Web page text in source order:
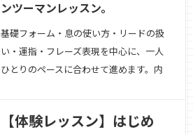
ンツーマンレッスン。
基礎フォーム・息の使い方・リードの扱
い・運指・フレーズ表現を中心に、一人
ひとりのペースに合わせて進めます。内
ンギング・ロングトーン・表現・曲練
【体験レッスン】はじめ